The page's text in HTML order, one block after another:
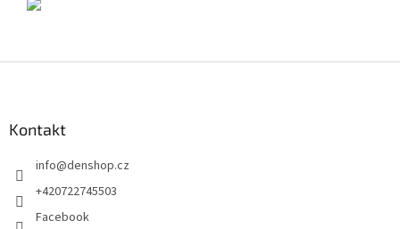
Kontakt
info@denshop.cz
+420722745503
Facebook